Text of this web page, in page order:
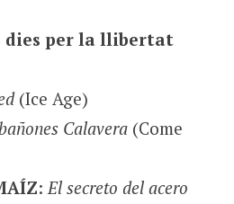
dies per la llibertat
(Ice Age)
Calavera(Come
: El secreto del acero